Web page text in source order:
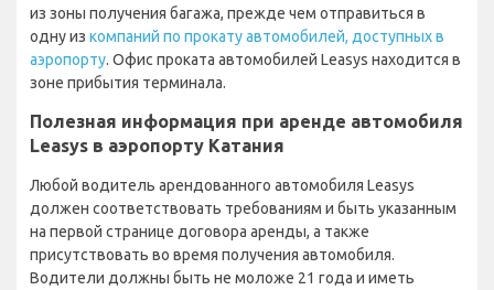
из зоны получения багажа, прежде чем отправиться в
одну из компаний по прокату автомобилей, доступных в
аэропорту. Офис проката автомобилей Leasys находится в
зоне прибытия терминала.
Полезная информация при аренде автомобиля
Leasys в аэропорту Катания
Любой водитель арендованного автомобиля Leasys
должен соответствовать требованиям и быть указанным
на первой странице договора аренды, а также
присутствовать во время получения автомобиля.
Водители должны быть не моложе 21 года и иметь